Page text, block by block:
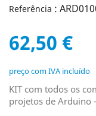
Referência :
62,50 €
preço com IVA incluído
KIT com todos os
projetos de Arduino